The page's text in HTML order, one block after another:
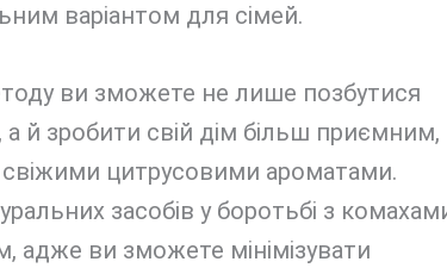
варіантом для сімей.
ви зможете не лише позбутися
а й зробити свій дім більш приємним,
цитрусовими ароматами.
засобів у боротьбі з
адже ви зможете мінімізувати